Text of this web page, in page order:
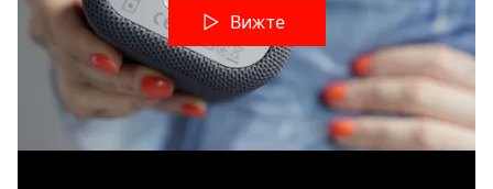
Вижте